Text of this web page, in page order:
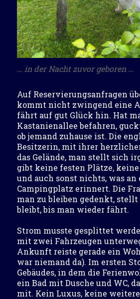
… in der Nacht zuvor geboren …
Auf Reservierungsanfragen
kommt nicht zwingend eine
fährt auf gut Glück hin. Hat
Kastanienallee befahren,
ob jemand zuhause ist. Die
Besitzerin, mit ihrer
das Gelände, man stellt sich
gibt keine festen Plätze,
und auch sonst nichts, was an
Campingplatz erinnert. Die
man zu bleiben gedenkt,
bleibt, bis man wieder fährt.
Strom musste gesplittet
mit zwei Fahrzeugen
Ankunft reiste gerade ein
war niemand da). Im ersten
Gebäudes, in dem die
ein Bad mit Dusche und WC,
mit. Kein Luxus, keine